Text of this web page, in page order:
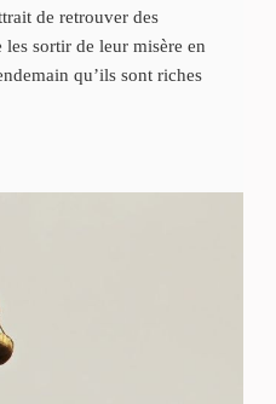
de retrouver des
sortir de leur misère en
qu’ils sont riches